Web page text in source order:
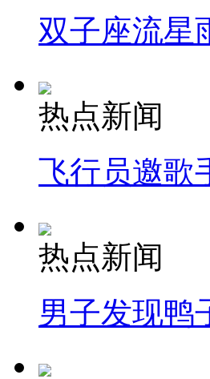
双子座流星
热点新闻
飞行员邀歌
热点新闻
男子发现鸭